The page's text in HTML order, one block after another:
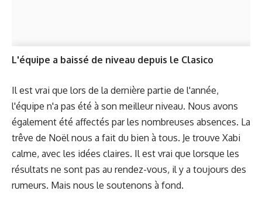
L'équipe a baissé de niveau depuis le Clasico
Il est vrai que lors de la dernière partie de l'année,
l'équipe n'a pas été à son meilleur niveau. Nous avons
également été affectés par les nombreuses absences. La
trêve de Noël nous a fait du bien à tous. Je trouve Xabi
calme, avec les idées claires. Il est vrai que lorsque les
résultats ne sont pas au rendez-vous, il y a toujours des
rumeurs. Mais nous le soutenons à fond.